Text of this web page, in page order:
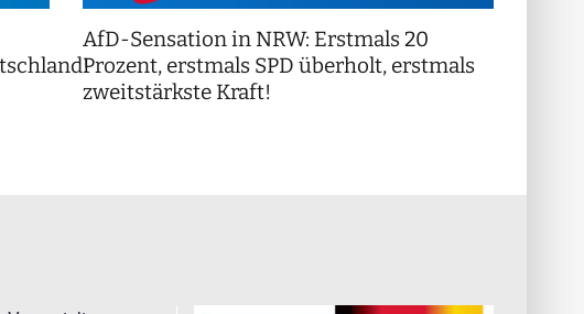
AfD-Sensation in NRW: Erstmals 20
Prozent, erstmals SPD überholt, erstmals
zweitstärkste Kraft!